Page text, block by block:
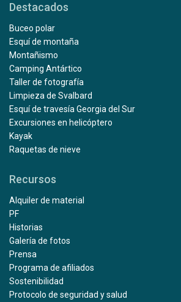
Destacados
Buceo polar
Esquí de montaña
Montañismo
Camping Antártico
Taller de fotografía
Limpieza de Svalbard
Esquí de travesía Georgia del Sur
Excursiones en helicóptero
Kayak
Raquetas de nieve
Recursos
Alquiler de material
PF
Historias
Galería de fotos
Prensa
Programa de afiliados
Sostenibilidad
Protocolo de seguridad y salud